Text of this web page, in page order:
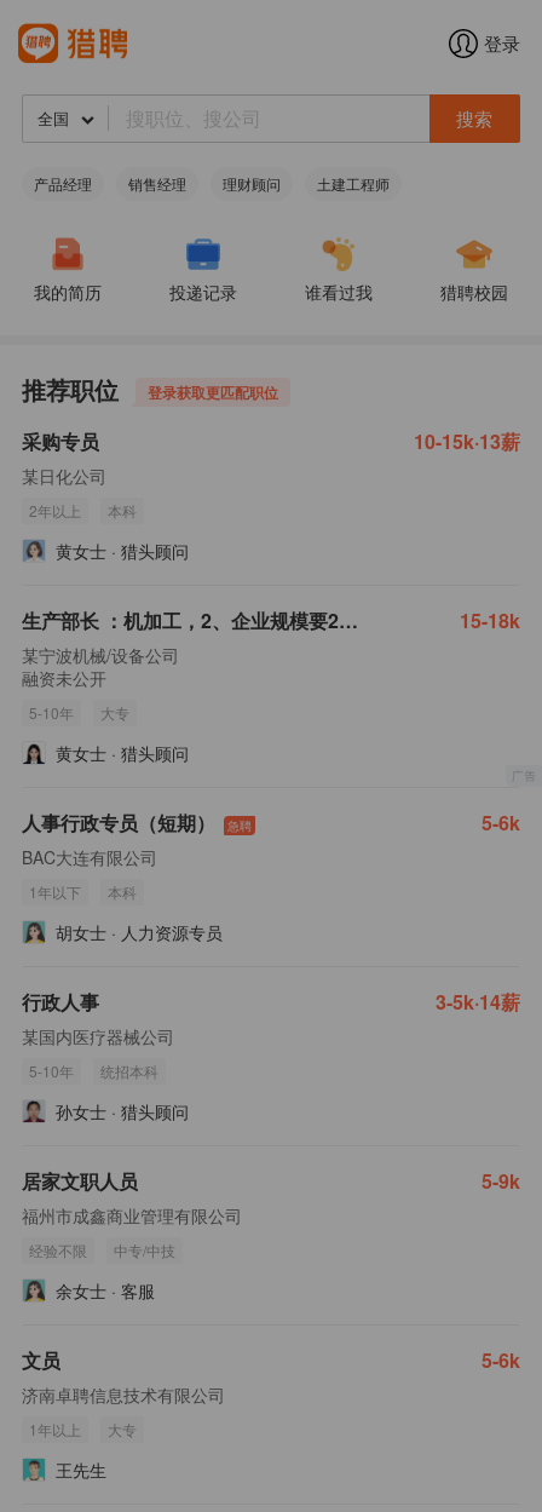
登录
全国 搜索
产品经理 销售经理 理财顾问 土建工程师
我的简历 投递记录 谁看过我 猎聘校园
推荐职位 登录获取更匹配职位
采购专员 10-15k·13薪
某日化公司
2年以上 本科
黄女士 · 猎头顾问
生产部长 ：机加工，2、企业规模要200人以上的，一线到管理经验 15-18k
某宁波机械/设备公司
融资未公开
5-10年 大专
黄女士 · 猎头顾问
人事行政专员（短期） 急聘 5-6k
BAC大连有限公司
1年以下 本科
胡女士 · 人力资源专员
行政人事 3-5k·14薪
某国内医疗器械公司
5-10年 统招本科
孙女士 · 猎头顾问
居家文职人员 5-9k
福州市成鑫商业管理有限公司
经验不限 中专/中技
余女士 · 客服
文员 5-6k
济南卓聘信息技术有限公司
1年以上 大专
王先生